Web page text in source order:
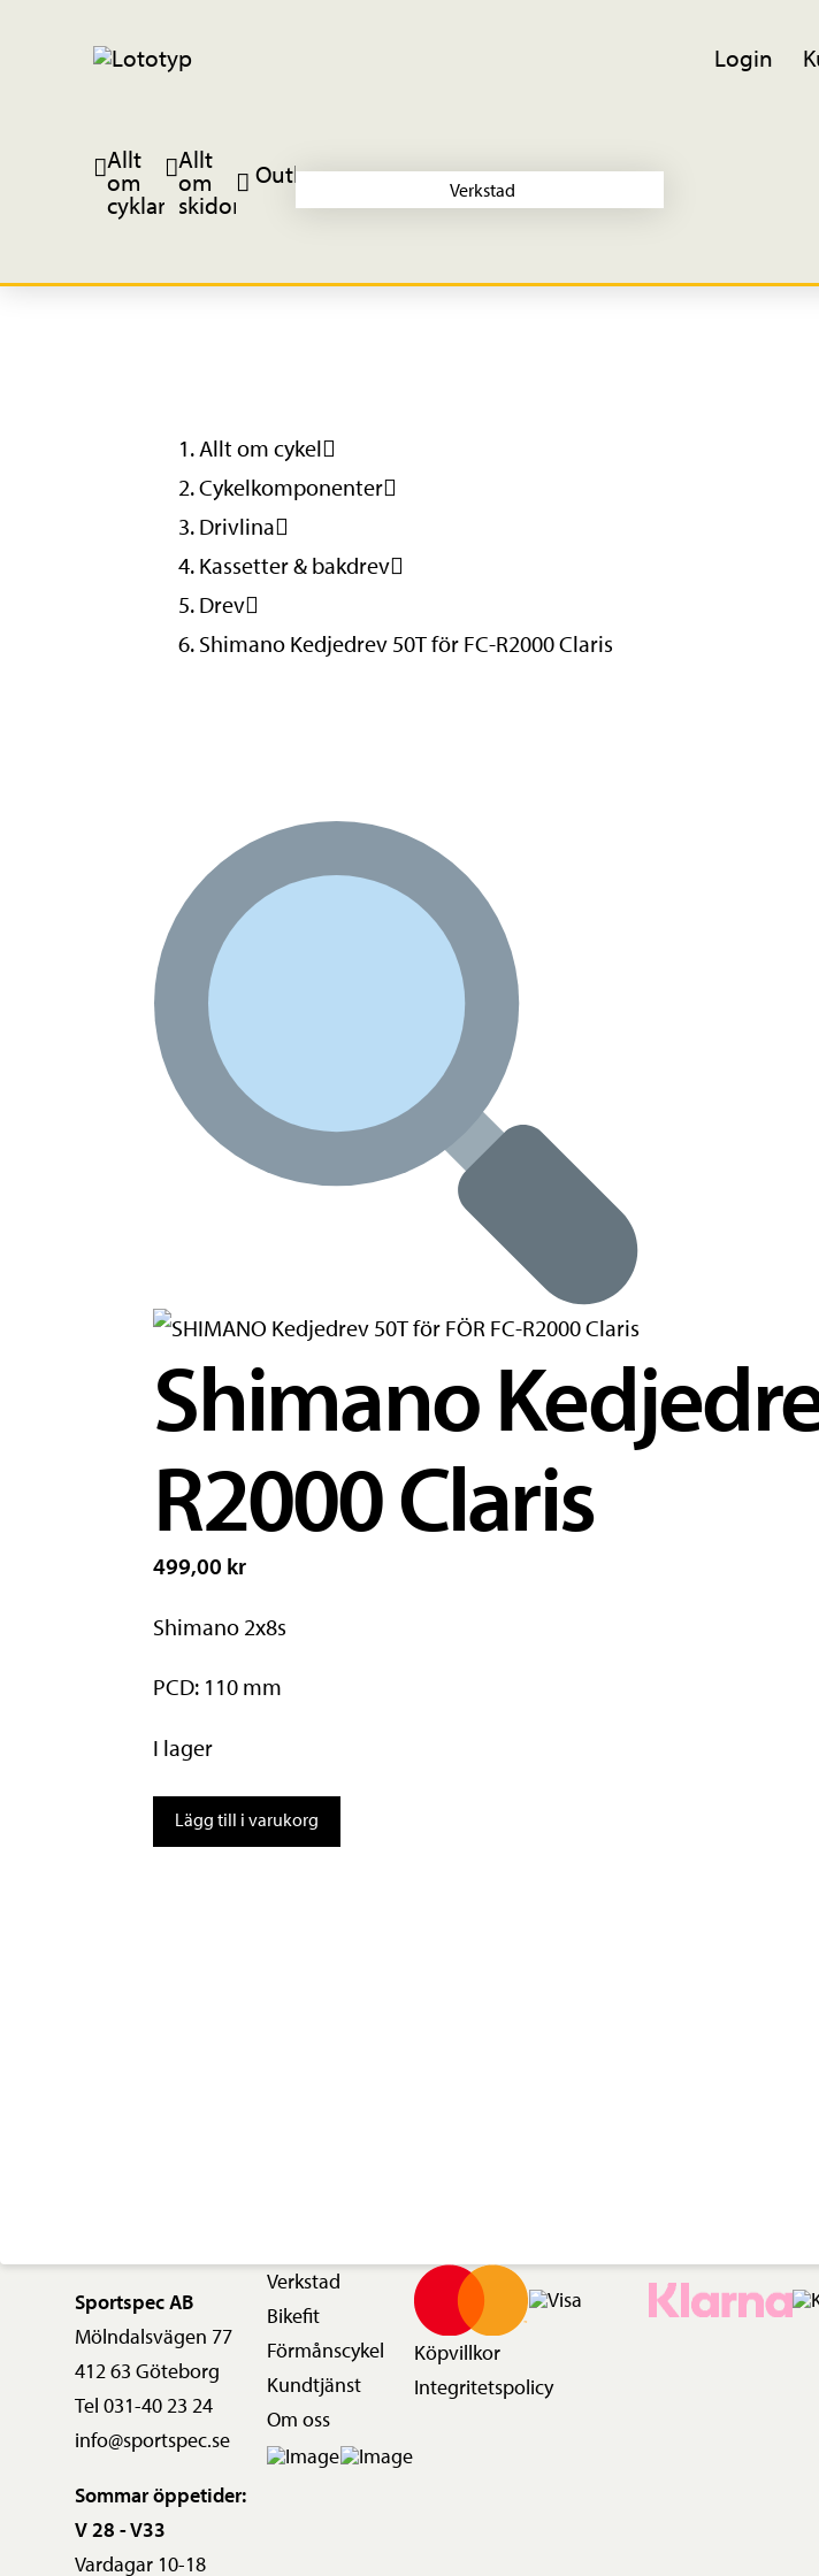
Login
Allt
om
cyklar
Allt
om
skidor
Outlet
Verkstad
Allt om cykel
Cykelkomponenter
Drivlina
Kassetter & bakdrev
Drev
Shimano Kedjedrev 50T för FC-R2000 Claris
Shimano
R2000 Claris
499,00 kr
Shimano 2x8s
PCD: 110 mm
I lager
Shimano
Kedjedrev
Lägg till i varukorg
Sportspec AB
Mölndalsvägen 77
412 63 Göteborg
Tel 031-40 23 24
info@sportspec.se
Sommar öppetider:
V 28 - V33
Vardagar 10-18
Verkstad
Bikefit
Förmånscykel
Kundtjänst
Om oss
Köpvillkor
Integritetspolicy